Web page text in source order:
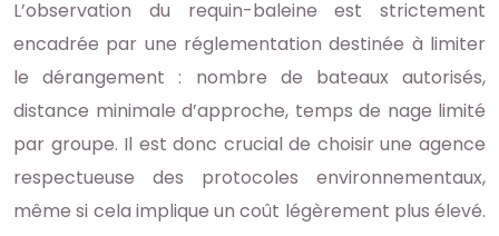
L’observation du requin-baleine est strictement
encadrée par une réglementation destinée à limiter
le dérangement : nombre de bateaux autorisés,
distance minimale d’approche, temps de nage limité
par groupe. Il est donc crucial de choisir une agence
respectueuse des protocoles environnementaux,
même si cela implique un coût légèrement plus élevé.